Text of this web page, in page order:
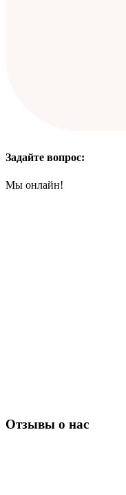
Задайте вопрос:
Мы онлайн!
Отзывы о нас